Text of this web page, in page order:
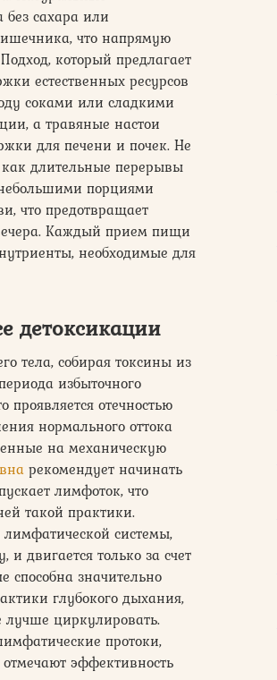
сахара или
что напрямую
который предлагает
естественных ресурсов
соками или сладкими
а травяные настои
для печени и почек. Не
длительные перерывы
порциями
что предотвращает
Каждый прием пищи
необходимые для
детоксикации
тела, собирая токсины из
избыточного
отечностью
нормального оттока
на механическую
рекомендует начинать
лимфоток, что
такой практики.
системы,
и двигается только за счет
значительно
глубокого дыхания,
циркулировать.
протоки,
эффективность